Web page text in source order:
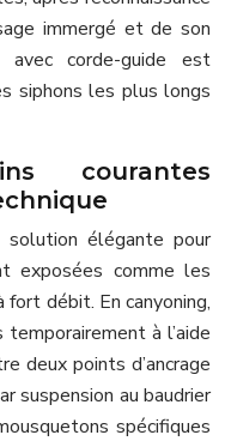
immergé et de son
corde-guide est
siphons les plus longs
courantes
élégante pour
exposées comme les
débit. En canyoning,
à l’aide
deux points d’ancrage
suspension au baudrier
spécifiques